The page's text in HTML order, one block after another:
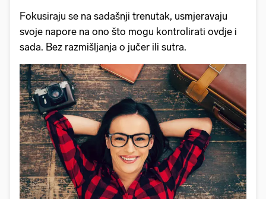
Fokusiraju se na sadašnji trenutak, usmjeravaju
svoje napore na ono što mogu kontrolirati ovdje i
sada. Bez razmišljanja o jučer ili sutra.